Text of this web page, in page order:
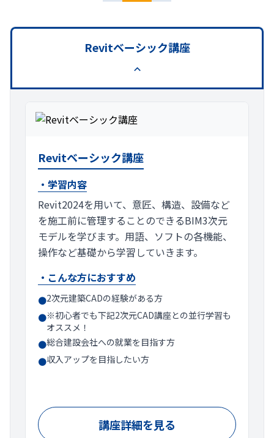
Revitベーシック講座
Revitベーシック講座
・学習内容
Revit2024を用いて、意匠、構造、設備など
を施工前に管理することのできるBIM3次元
モデルを学びます。用語、ソフトの各機能、
操作など基礎から学習していきます。
・こんな方におすすめ
●2次元建築CADの経験がある方
●※初心者でも下記2次元CAD講座との並行学習も
オススメ！
●総合建設会社への就業を目指す方
●収入アップを目指したい方
講座詳細を見る